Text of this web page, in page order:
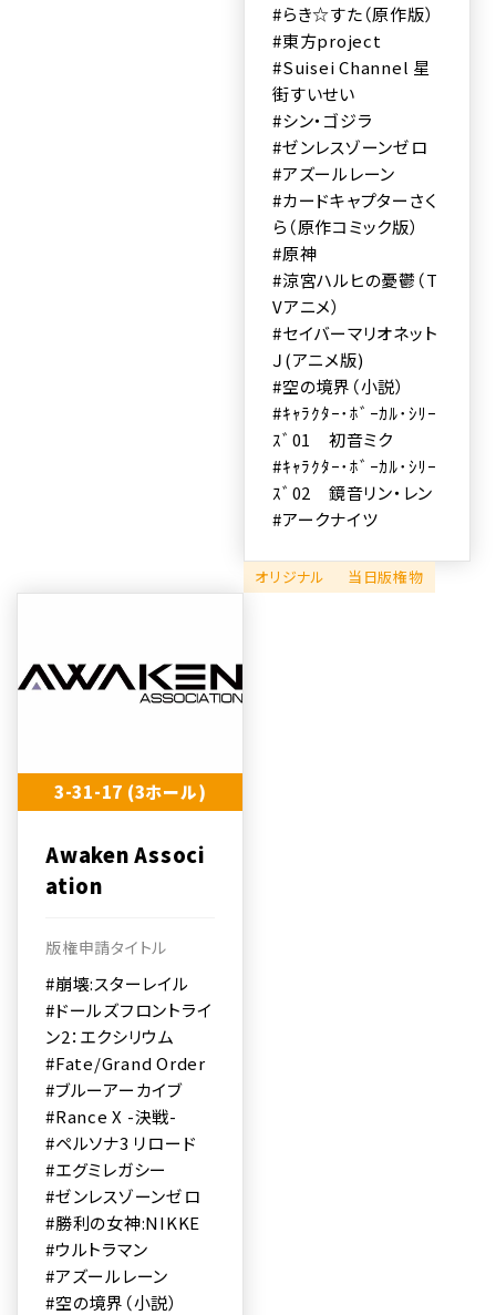
#らき☆すた（原作版）
#東方project
#Suisei Channel 星
街すいせい
#シン・ゴジラ
#ゼンレスゾーンゼロ
#アズールレーン
#カードキャプターさく
ら（原作コミック版）
#原神
#涼宮ハルヒの憂鬱（T
Vアニメ）
#セイバーマリオネット
Ｊ(アニメ版)
#空の境界（小説）
#ｷｬﾗｸﾀｰ･ﾎﾞｰｶﾙ･ｼﾘｰ
ｽﾞ01 初音ミク
#ｷｬﾗｸﾀｰ･ﾎﾞｰｶﾙ･ｼﾘｰ
ｽﾞ02 鏡音リン・レン
#アークナイツ
オリジナル 当日版権物
3-31-17 (3ホール)
Awaken Associ
ation
版権申請タイトル
#崩壊:スターレイル
#ドールズフロントライ
ン2：エクシリウム
#Fate/Grand Order
#ブルーアーカイブ
#Rance X -決戦-
#ペルソナ3 リロード
#エグミレガシー
#ゼンレスゾーンゼロ
#勝利の女神:NIKKE
#ウルトラマン
#アズールレーン
#空の境界（小説）